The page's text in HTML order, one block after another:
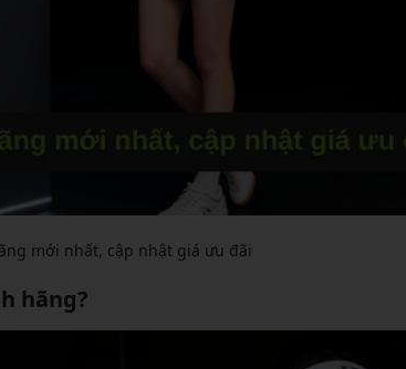
mới nhất, cập nhật giá ưu đãi
hãng?